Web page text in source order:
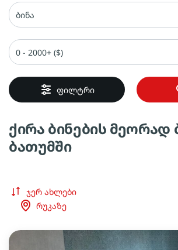
ბინა
0 - 2000+ ($)
ფილტრი
ქირა ბინების მეორად
ბათუმში
ჯერ ახლები
რუკაზე